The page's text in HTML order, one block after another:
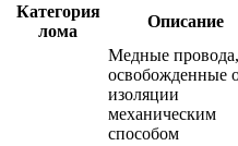
Категория
лома
Описание
Медные провода,
освобожденные
изоляции
механическим
способом